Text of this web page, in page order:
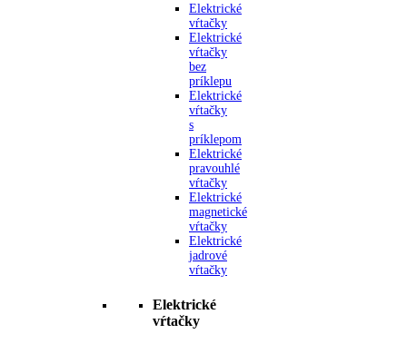
Elektrické
vŕtačky
Elektrické
vŕtačky
bez
príklepu
Elektrické
vŕtačky
s
príklepom
Elektrické
pravouhlé
vŕtačky
Elektrické
magnetické
vŕtačky
Elektrické
jadrové
vŕtačky
Elektrické
vŕtačky